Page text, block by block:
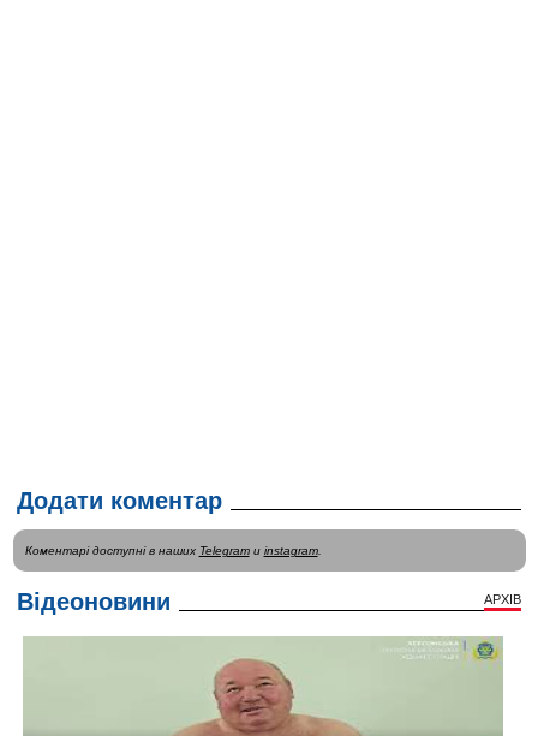
Додати коментар
Коментарі доступні в наших Telegramи instagram.
Відеоновини АРХІВ